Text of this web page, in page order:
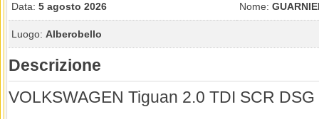
Data: 5 agosto 2026 Nome:
Luogo: Alberobello
Descrizione
VOLKSWAGEN Tiguan 2.0 TDI SCR